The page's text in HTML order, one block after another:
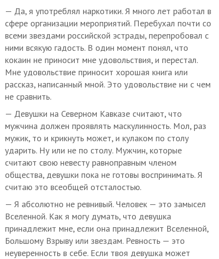
— Да, я употреблял наркотики. Я много лет работал в
сфере организации мероприятий. Перебухал почти со
всеми звездами российской эстрады, перепробовал с
ними всякую гадость. В один момент понял, что
кокаин не приносит мне удовольствия, и перестал.
Мне удовольствие приносит хорошая книга или
рассказ, написанный мной. Это удовольствие ни с чем
не сравнить.
— Девушки на Северном Кавказе считают, что
мужчина должен проявлять маскулинность. Мол, раз
мужик, то и крикнуть может, и кулаком по столу
ударить. Ну или не по столу. Мужчин, которые
считают свою невесту равноправным членом
общества, девушки пока не готовы воспринимать. Я
считаю это всеобщей отсталостью.
— Я абсолютно не ревнивый. Человек — это замысел
Вселенной. Как я могу думать, что девушка
принадлежит мне, если она принадлежит Вселенной,
Большому Взрыву или звездам. Ревность — это
неуверенность в себе. Если твоя девушка может